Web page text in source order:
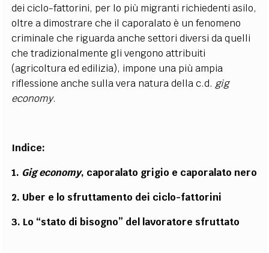
dei ciclo-fattorini, per lo più migranti richiedenti asilo,
oltre a dimostrare che il caporalato è un fenomeno
criminale che riguarda anche settori diversi da quelli
che tradizionalmente gli vengono attribuiti
(agricoltura ed edilizia), impone una più ampia
riflessione anche sulla vera natura della c.d. gig
economy.
Indice:
1. Gig economy, caporalato grigio e caporalato nero
2. Uber e lo sfruttamento dei ciclo-fattorini
3. Lo “stato di bisogno” del lavoratore sfruttato